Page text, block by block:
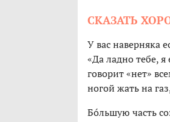
СКАЗАТЬ
У вас наверняка
«Да ладно тебе,
говорит «нет»
ногой жать на
Бóльшую часть